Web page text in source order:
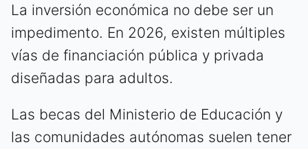
La inversión económica no debe ser un
impedimento. En 2026, existen múltiples
vías de financiación pública y privada
diseñadas para adultos.
Las becas del Ministerio de Educación y
las comunidades autónomas suelen tener